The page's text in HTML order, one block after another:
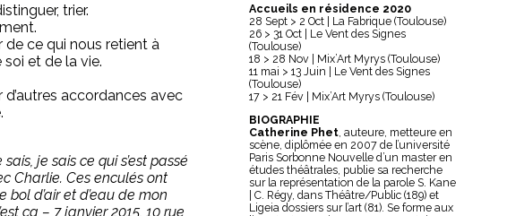
trier.
de ce qui nous retient à
soi et de la vie.
d’autres accordances avec
je sais ce qui s’est passé
Charlie. Ces enculés ont
bol d’air et d’eau de mon
ça – 7 janvier 2015, 10 rue
Accueils en résidence 2020
28 Sept > 2 Oct | La Fabrique (Toulouse)
26 > 31 Oct | Le Vent des Signes
(Toulouse)
18 > 28 Nov | Mix’Art Myrys (Toulouse)
11 mai > 13 Juin | Le Vent des Signes
(Toulouse)
17 > 21 Fév | Mix’Art Myrys (Toulouse)
BIOGRAPHIE
Catherine Phet, auteure, metteure en
scène, diplômée en 2007 de l’université
Paris Sorbonne Nouvelle d’un master en
études théâtrales, publie sa recherche
sur la représentation de la parole S. Kane
| C. Régy, dans Théâtre/Public (189) et
Ligeia dossiers sur l’art (81). Se forme aux